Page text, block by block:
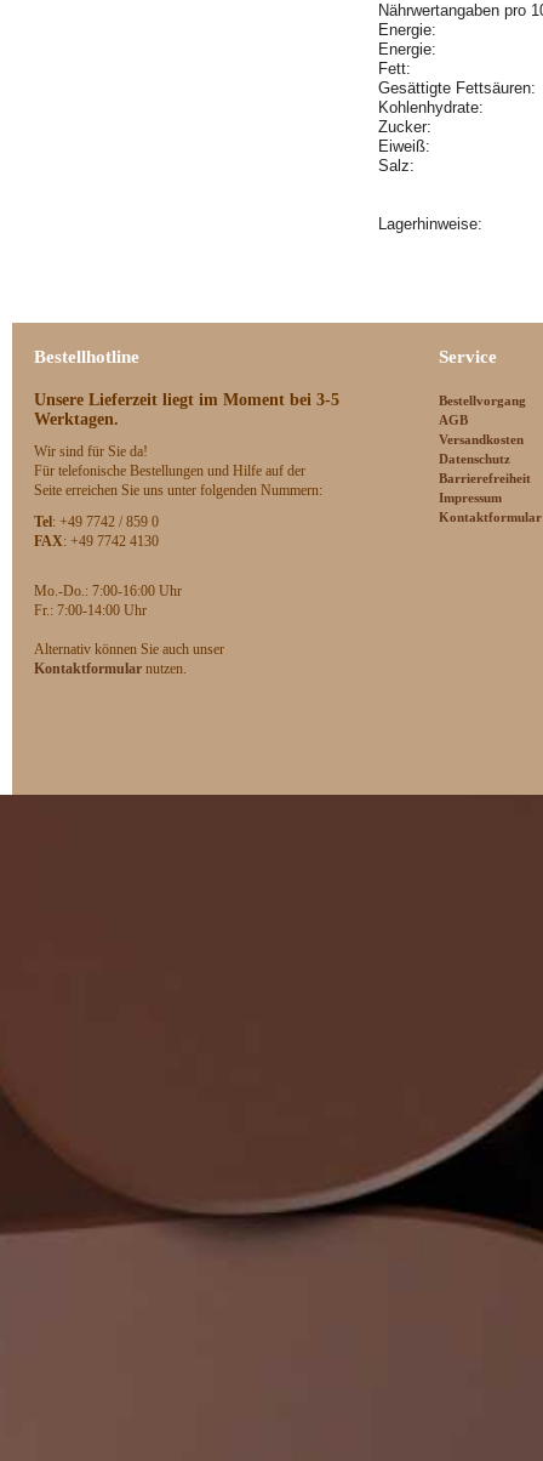
Nährwertangaben pro
Energie:
Energie:
Fett:
Gesättigte
Kohlenhydrate:
Zucker:
Eiweiß:
Salz:
Lagerhinweise:
Bestellhotline
Unsere Lieferzeit liegt im Moment bei 3-5
Werktagen.
Wir sind für Sie da!
Für telefonische Bestellungen und Hilfe auf der
Seite erreichen Sie uns unter folgenden Nummern:
Tel: +49 7742 / 859 0
FAX: +49 7742 4130
Mo.-Do.: 7:00-16:00 Uhr
Fr.: 7:00-14:00 Uhr
Alternativ können Sie auch unser
Kontaktformular nutzen.
Service
Bestellvorgang
AGB
Versandkosten
Datenschutz
Barrierefreiheit
Impressum
Kontaktformular